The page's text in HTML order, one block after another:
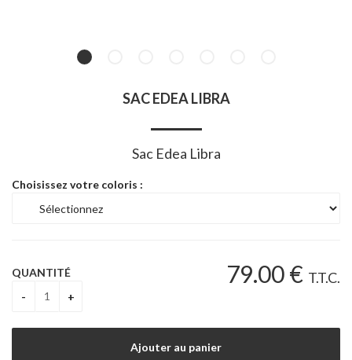
SAC EDEA LIBRA
Sac Edea Libra
Choisissez votre coloris :
79.00€ T.T.C.
QUANTITÉ